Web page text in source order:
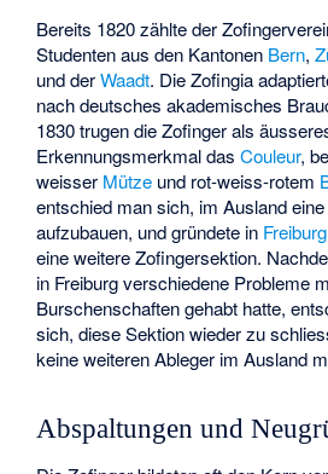
Bereits 1820 zählte der
Studenten aus den Kantonen Bern,
und derWaadt. Die Zofingia
nach deutsches akademisches
1830 trugen die Zofinger als
Erkennungsmerkmal dasCouleur,
weisser Mütze und rot-weiss-rotem
entschied man sich, im Ausland
aufzubauen, und gründete in
eine weitere Zofingersektion.
in Freiburg verschiedene Probleme
Burschenschaften gehabt hatte,
sich, diese Sektion wieder zu
keine weiteren Ableger im Ausland
Abspaltungen und